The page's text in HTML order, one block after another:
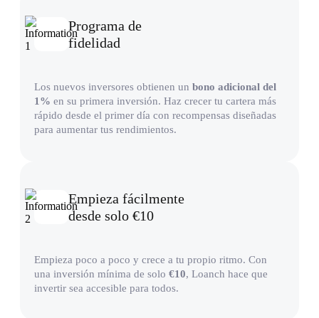
Programa de
fidelidad
Los nuevos inversores obtienen un bono adicional del
1% en su primera inversión. Haz crecer tu cartera más
rápido desde el primer día con recompensas diseñadas
para aumentar tus rendimientos.
Empieza fácilmente
desde solo €10
Empieza poco a poco y crece a tu propio ritmo. Con
una inversión mínima de solo €10, Loanch hace que
invertir sea accesible para todos.